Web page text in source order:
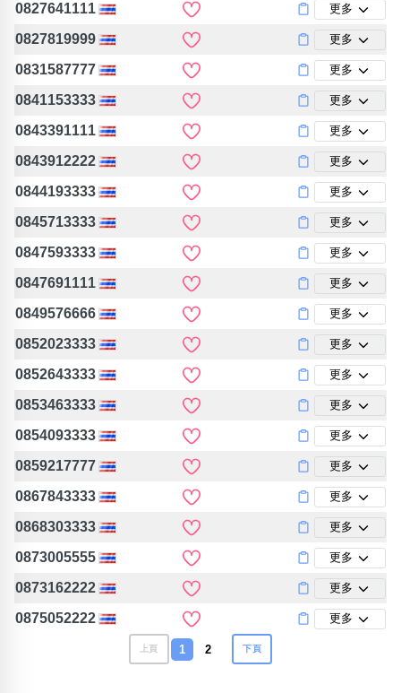
0827641111 更多
0827819999 更多
0831587777 更多
0841153333 更多
0843391111 更多
0843912222 更多
0844193333 更多
0845713333 更多
0847593333 更多
0847691111 更多
0849576666 更多
0852023333 更多
0852643333 更多
0853463333 更多
0854093333 更多
0859217777 更多
0867843333 更多
0868303333 更多
0873005555 更多
0873162222 更多
0875052222 更多
上頁 1 2 下頁